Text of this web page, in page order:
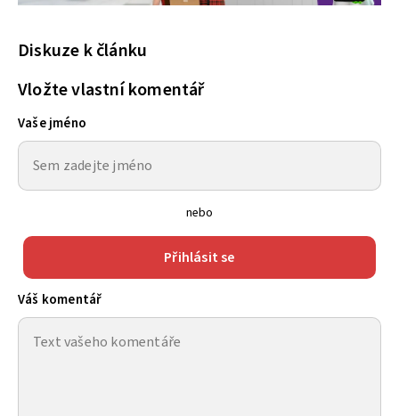
Diskuze k článku
Vložte vlastní komentář
Vaše jméno
nebo
Přihlásit se
Váš komentář